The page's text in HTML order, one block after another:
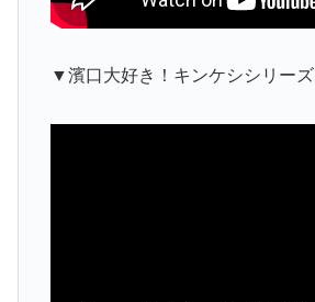
▼濱口大好き！キンケシシリーズ